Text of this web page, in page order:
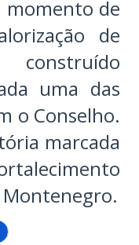
momento de
de
uma das
o Conselho.
marcada